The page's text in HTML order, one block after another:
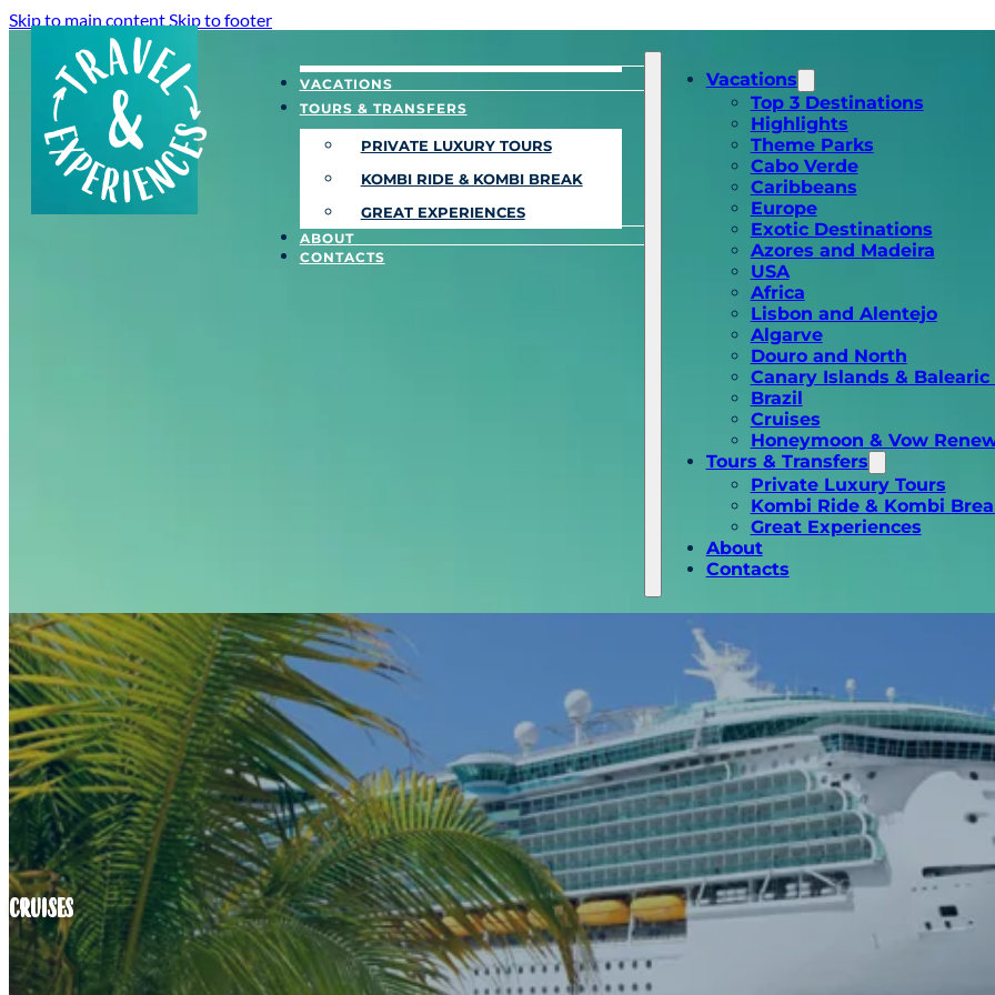
Skip to main contentSkip to footer
VACATIONS
TOURS & TRANSFERS
PRIVATE LUXURY TOURS
KOMBI RIDE & KOMBI BREAK
GREAT EXPERIENCES
ABOUT
CONTACTS
Vacations
Top 3 Destinations
Highlights
Theme Parks
Cabo Verde
Caribbeans
Europe
Exotic Destinations
Azores and Madeira
USA
Africa
Lisbon and Alentejo
Algarve
Douro and North
Canary Islands & Balearic
Brazil
Cruises
Honeymoon & Vow
Tours & Transfers
Private Luxury Tours
Kombi Ride & Kombi
Great Experiences
About
Contacts
CRUISES